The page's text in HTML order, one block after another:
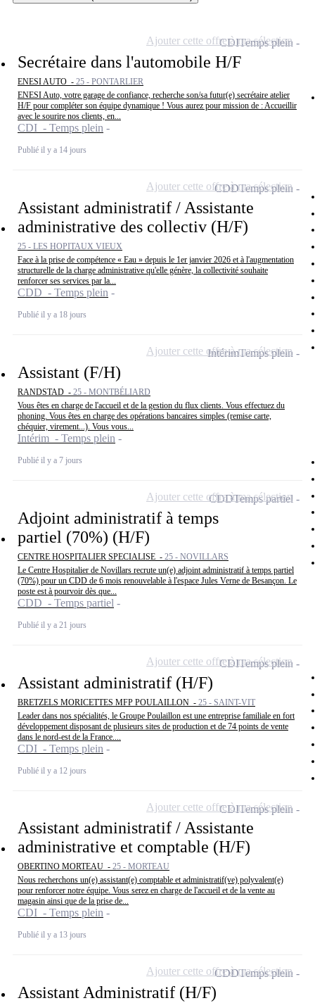
Secrétaire dans l'automobile H/F
ENESI AUTO - 25 - PONTARLIER
ENESI Auto, votre garage de confiance, recherche son/sa futur(e) secrétaire atelier
H/F pour compléter son équipe dynamique ! Vous aurez pour mission de : Accueillir
avec le sourire nos clients, en...
CDI - Temps plein
Publié il y a 14 jours
CDITemps plein
Ajouter cette offre à ma sélection
Assistant administratif / Assistante
administrative des collectiv (H/F)
25 - LES HOPITAUX VIEUX
Face à la prise de compétence « Eau » depuis le 1er janvier 2026 et à l'augmentation
structurelle de la charge administrative qu'elle génère, la collectivité souhaite
renforcer ses services par la...
CDD - Temps plein
Publié il y a 18 jours
CDDTemps plein
Ajouter cette offre à ma sélection
Assistant (F/H)
RANDSTAD - 25 - MONTBÉLIARD
Vous êtes en charge de l'accueil et de la gestion du flux clients. Vous effectuez du
phoning. Vous êtes en charge des opérations bancaires simples (remise carte,
chéquier, virement...). Vous vous...
Intérim - Temps plein
Publié il y a 7 jours
IntérimTemps plein
Ajouter cette offre à ma sélection
Adjoint administratif à temps
partiel (70%) (H/F)
CENTRE HOSPITALIER SPECIALISE - 25 - NOVILLARS
Le Centre Hospitalier de Novillars recrute un(e) adjoint administratif à temps partiel
(70%) pour un CDD de 6 mois renouvelable à l'espace Jules Verne de Besançon. Le
poste est à pourvoir dès que...
CDD - Temps partiel
Publié il y a 21 jours
CDDTemps partiel
Ajouter cette offre à ma sélection
Assistant administratif (H/F)
BRETZELS MORICETTES MFP POULAILLON - 25 - SAINT-VIT
Leader dans nos spécialités, le Groupe Poulaillon est une entreprise familiale en fort
développement disposant de plusieurs sites de production et de 74 points de vente
dans le nord-est de la France....
CDI - Temps plein
Publié il y a 12 jours
CDITemps plein
Ajouter cette offre à ma sélection
Assistant administratif / Assistante
administrative et comptable (H/F)
OBERTINO MORTEAU - 25 - MORTEAU
Nous recherchons un(e) assistant(e) comptable et administratif(ve) polyvalent(e)
pour renforcer notre équipe. Vous serez en charge de l'accueil et de la vente au
magasin ainsi que de la prise de...
CDI - Temps plein
Publié il y a 13 jours
CDITemps plein
Ajouter cette offre à ma sélection
Assistant Administratif (H/F)
CDDTemps plein
Ajouter cette offre à ma sélection